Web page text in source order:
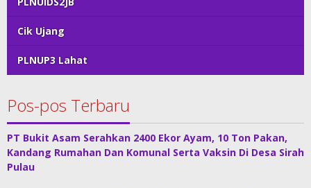
Cik Ujang
PLNUP3 Lahat
Pos-pos Terbaru
PT Bukit Asam Serahkan 2400 Ekor Ayam, 10 Ton Pakan,
Kandang Rumahan Dan Komunal Serta Vaksin Di Desa Sirah
Pulau